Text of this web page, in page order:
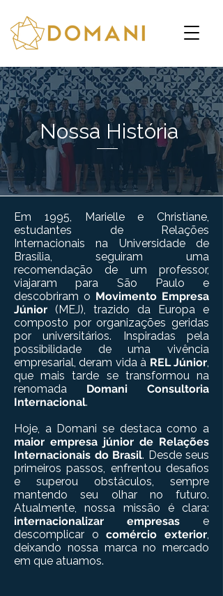
Nossa História
Em 1995, Marielle e Christiane,
estudantes de Relações
Internacionais na Universidade de
Brasília, seguiram uma
recomendação de um professor,
viajaram para São Paulo e
descobriram o Movimento Empresa
Júnior (MEJ), trazido da Europa e
composto por organizações geridas
por universitários. Inspiradas pela
possibilidade de uma vivência
empresarial, deram vida à REL Júnior,
que mais tarde se transformou na
renomada Domani Consultoria
Internacional.
Hoje, a Domani se destaca como a
maior empresa júnior de Relações
Internacionais do Brasil. Desde seus
primeiros passos, enfrentou desafios
e superou obstáculos, sempre
mantendo seu olhar no futuro.
Atualmente, nossa missão é clara:
internacionalizar empresas e
descomplicar o comércio exterior,
deixando nossa marca no mercado
em que atuamos.